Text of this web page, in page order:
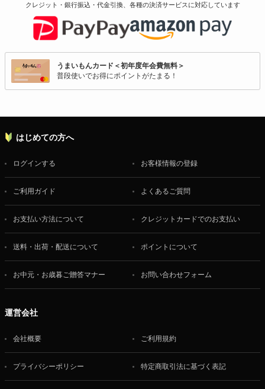
クレジット・銀行振込・代金引換、各種の決済サービスに対応しています
うまいもんカード＜初年度年会費無料＞
普段使いでお得にポイントがたまる！
はじめての方へ
ログインする お客様情報の登録
ご利用ガイド よくあるご質問
お支払い方法について クレジットカードでのお支払い
送料・出荷・配送について ポイントについて
お中元・お歳暮ご贈答マナー お問い合わせフォーム
運営会社
会社概要 ご利用規約
プライバシーポリシー 特定商取引法に基づく表記